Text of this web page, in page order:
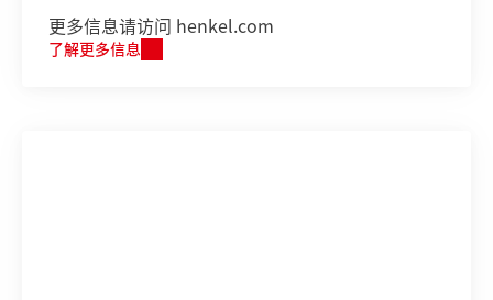
更多信息请访问 henkel.com
了解更多信息